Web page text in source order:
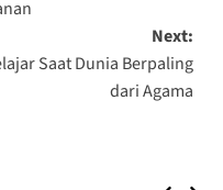
Next:
Saat Dunia Berpaling
dari Agama